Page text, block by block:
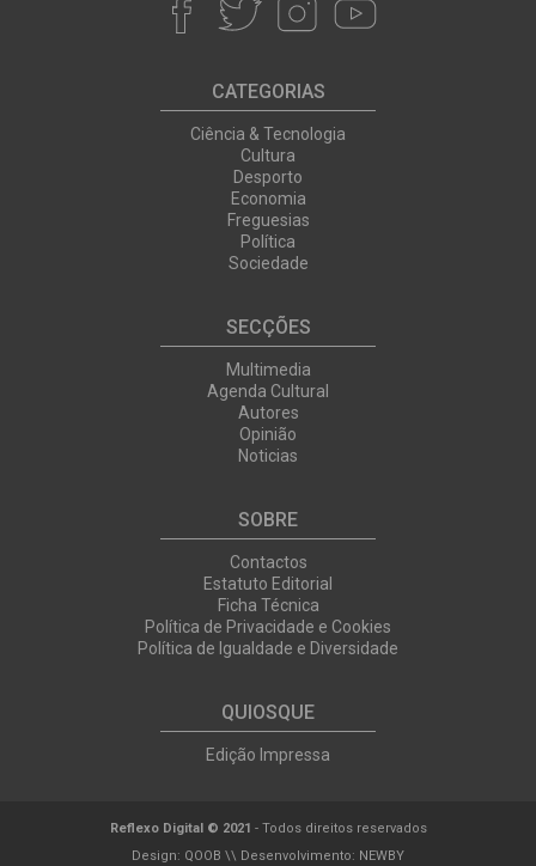
CATEGORIAS
Ciência & Tecnologia
Cultura
Desporto
Economia
Freguesias
Política
Sociedade
SECÇÕES
Multimedia
Agenda Cultural
Autores
Opinião
Noticias
SOBRE
Contactos
Estatuto Editorial
Ficha Técnica
Política de Privacidade e Cookies
Política de Igualdade e Diversidade
QUIOSQUE
Edição Impressa
Reflexo Digital © 2021 - Todos direitos reservados
Design: QOOB \\ Desenvolvimento: NEWBY